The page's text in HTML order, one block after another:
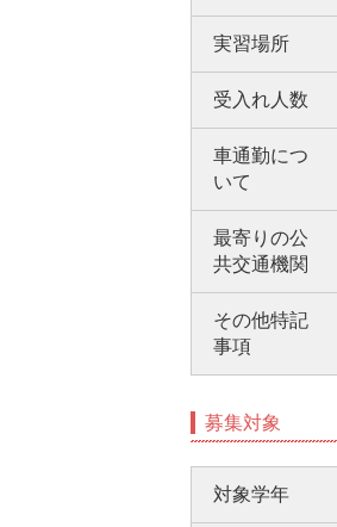
実習場所
受入れ人数
車通勤につ
いて
最寄りの公
共交通機関
その他特記
事項
募集対象
対象学年